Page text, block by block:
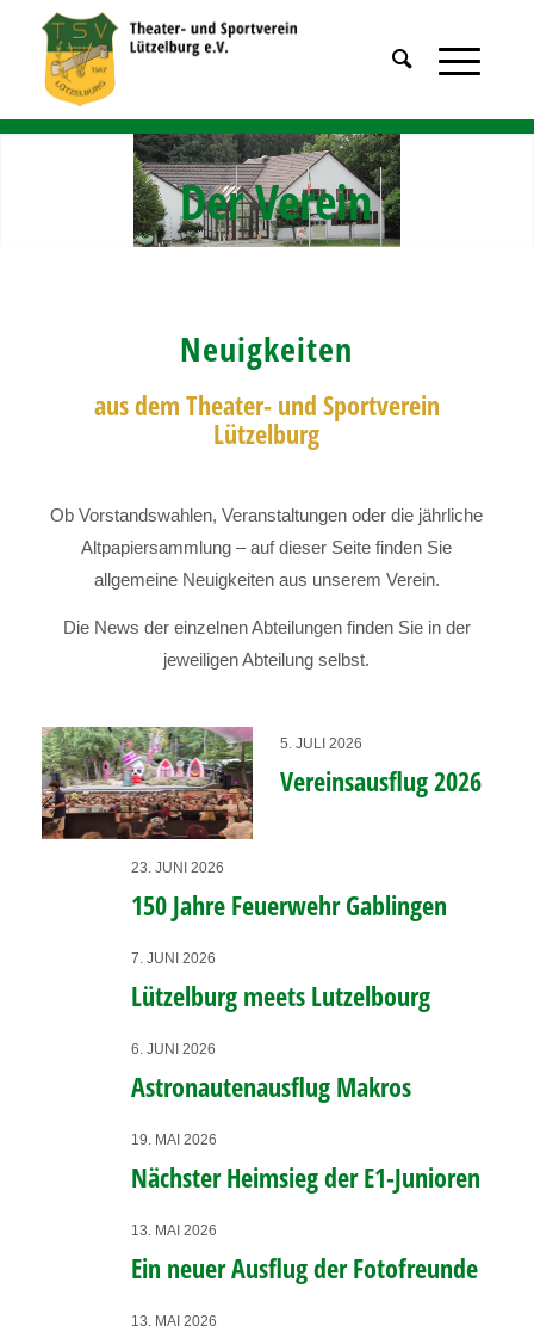
Der Verein
Neuigkeiten
aus dem Theater- und Sportverein
Lützelburg
Ob Vorstandswahlen, Veranstaltungen oder die jährliche
Altpapiersammlung – auf dieser Seite finden Sie
allgemeine Neuigkeiten aus unserem Verein.
Die News der einzelnen Abteilungen finden Sie in der
jeweiligen Abteilung selbst.
5. JULI 2026
Vereinsausflug 2026
23. JUNI 2026
150 Jahre Feuerwehr Gablingen
7. JUNI 2026
Lützelburg meets Lutzelbourg
6. JUNI 2026
Astronautenausflug Makros
19. MAI 2026
Nächster Heimsieg der E1-Junioren
13. MAI 2026
Ein neuer Ausflug der Fotofreunde
13. MAI 2026